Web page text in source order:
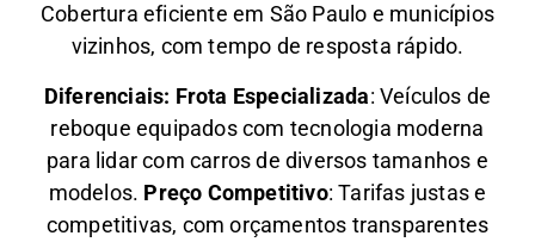
Cobertura eficiente em São Paulo e municípios
vizinhos, com tempo de resposta rápido.
Diferenciais: Frota Especializada: Veículos de
reboque equipados com tecnologia moderna
para lidar com carros de diversos tamanhos e
modelos. Preço Competitivo: Tarifas justas e
competitivas, com orçamentos transparentes